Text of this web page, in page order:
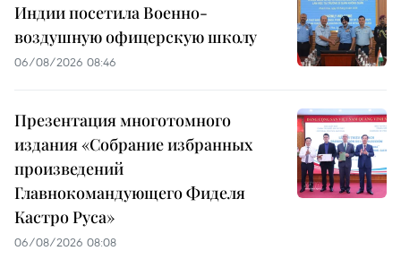
Индии посетила Военно-
воздушную офицерскую школу
06/08/2026 08:46
Презентация многотомного
издания «Собрание избранных
произведений
Главнокомандующего Фиделя
Кастро Руса»
06/08/2026 08:08